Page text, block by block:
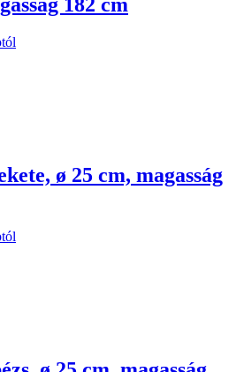
ø 25 cm, magasság